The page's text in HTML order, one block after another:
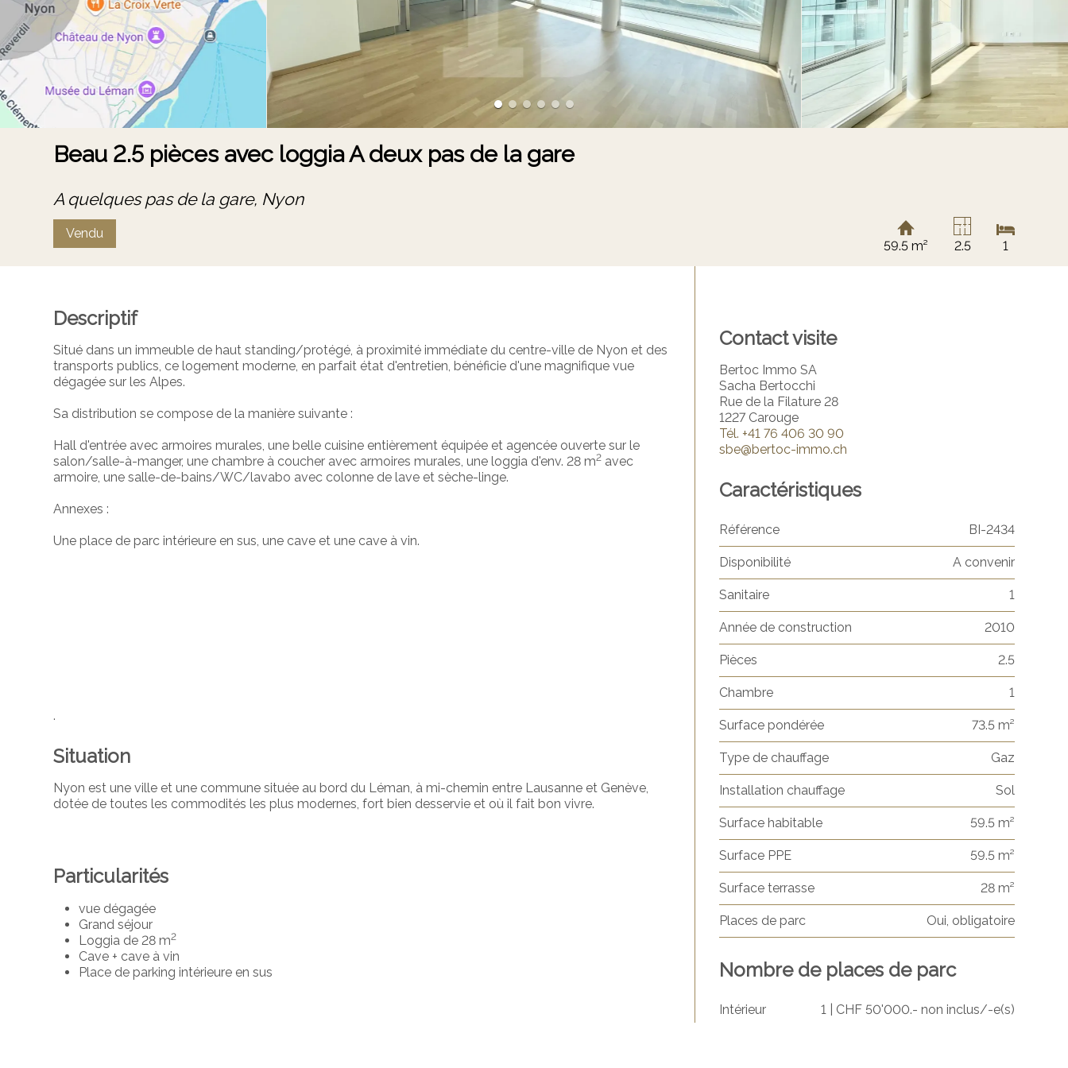
Beau 2.5 pièces avec loggia A deux pas de la gare
A quelques pas de la gare, Nyon
Vendu
59.5 m²
2.5 1
Descriptif
Situé dans un immeuble de haut standing/protégé, à proximité immédiate du centre-ville de Nyon et des
transports publics, ce logement moderne, en parfait état d'entretien, bénéficie d'une magnifique vue
dégagée sur les Alpes.
Sa distribution se compose de la manière suivante :
Hall d'entrée avec armoires murales, une belle cuisine entièrement équipée et agencée ouverte sur le
salon/salle-à-manger, une chambre à coucher avec armoires murales, une loggia d'env. 28 m2 avec
armoire, une salle-de-bains/WC/lavabo avec colonne de lave et sèche-linge.
Annexes :
Une place de parc intérieure en sus, une cave et une cave à vin.
.
Situation
Nyon est une ville et une commune située au bord du Léman, à mi-chemin entre Lausanne et Genève,
dotée de toutes les commodités les plus modernes, fort bien desservie et où il fait bon vivre.
Particularités
vue dégagée
Grand séjour
Loggia de 28 m2
Cave + cave à vin
Place de parking intérieure en sus
Contact visite
Bertoc Immo SA
Sacha Bertocchi
Rue de la Filature 28
1227 Carouge
Tél. +41 76 406 30 90
sbe@bertoc-immo.ch
Caractéristiques
Référence BI-2434
Disponibilité A convenir
Sanitaire 1
Année de construction 2010
Pièces 2.5
Chambre 1
Surface pondérée 73.5 m²
Type de chauffage Gaz
Installation chauffage Sol
Surface habitable 59.5 m²
Surface PPE 59.5 m²
Surface terrasse 28 m²
Places de parc Oui, obligatoire
Nombre de places de parc
Intérieur 1 | CHF 50'000.- non inclus/-e(s)